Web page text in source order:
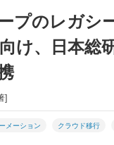
プのレガシ
け、日本総
]
メーション クラウド移行